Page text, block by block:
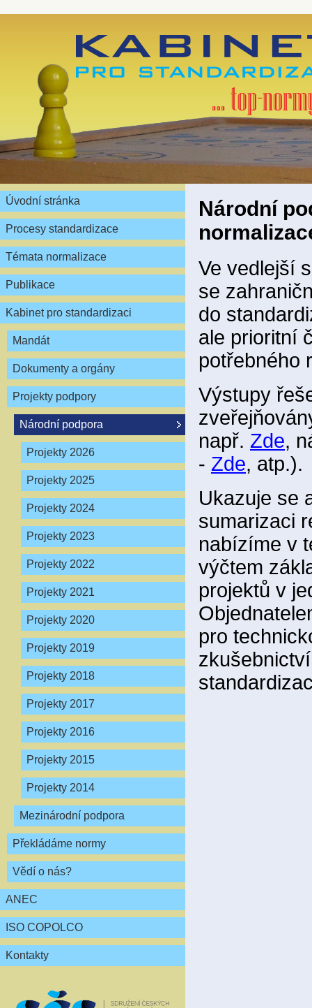
Úvodní stránka
Procesy standardizace
Témata normalizace
Publikace
Kabinet pro standardizaci
Mandát
Dokumenty a orgány
Projekty podpory
Národní podpora
Projekty 2026
Projekty 2025
Projekty 2024
Projekty 2023
Projekty 2022
Projekty 2021
Projekty 2020
Projekty 2019
Projekty 2018
Projekty 2017
Projekty 2016
Projekty 2015
Projekty 2014
Mezinárodní podpora
Překládáme normy
Vědí o nás?
ANEC
ISO COPOLCO
Kontakty
Národní
Ve vedlejší
se
do
ale prioritní
potřebného
Výstupy
např. Zde,
- Zde, atp.).
Ukazuje se
sumarizaci
nabízíme v
výčtem
projektů v
pro